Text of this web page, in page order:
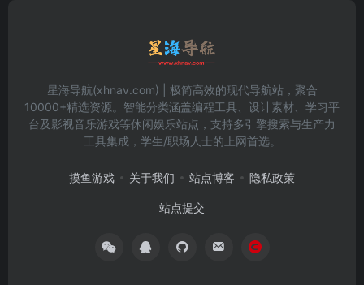
星海导航(xhnav.com) | 极简高效的现代导航站，聚合
10000+精选资源。智能分类涵盖编程工具、设计素材、学习平
台及影视音乐游戏等休闲娱乐站点，支持多引擎搜索与生产力
工具集成，学生/职场人士的上网首选。
摸鱼游戏 关于我们 站点博客 隐私政策
站点提交